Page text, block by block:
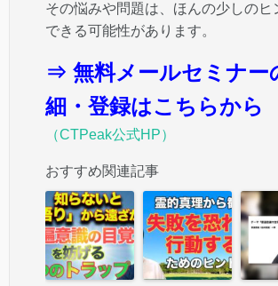
その悩みや問題は、ほんの少しのヒ
できる可能性があります。
⇒ 無料メールセミナー
細・登録はこちらから
（CTPeak公式HP）
おすすめ関連記事